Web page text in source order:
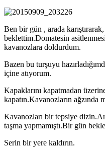
Ben bir gün , arada karıştırarak,
beklettim.Domatesin
kavanozlara doldurdum.
Bazen bu turşuyu
içine atıyorum.
Kapaklarını kapatmadan
kapatın.Kavanozların ağzında
Kavanozları bir tepsiye
taşma yapmamıştı.Bir gün
Serin bir yere kaldırın.